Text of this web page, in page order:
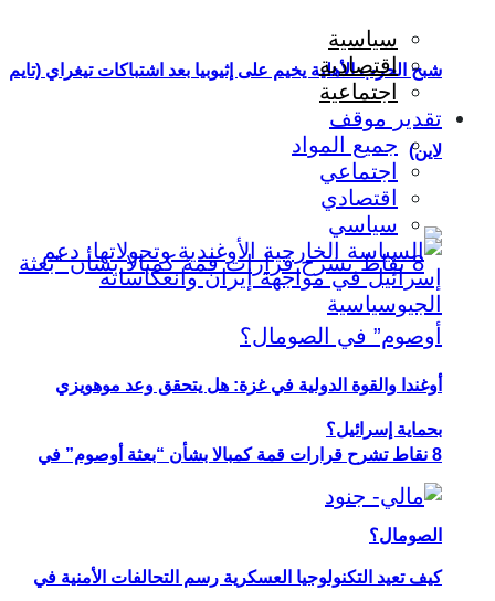
شبح الحرب الأهلية يخيم على إثيوبيا بعد اشتباكات تيغراي (تايم
لاين)
8 نقاط تشرح قرارات قمة كمبالا بشأن “بعثة أوصوم” في
الصومال؟
سياسية
اقتصادية
اجتماعية
تقدير موقف
جميع المواد
اجتماعي
اقتصادي
سياسي
أوغندا والقوة الدولية في غزة: هل يتحقق وعد موهويزي
بحماية إسرائيل؟
كيف تعيد التكنولوجيا العسكرية رسم التحالفات الأمنية في